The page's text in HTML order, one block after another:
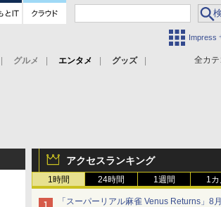
Impress
全カテ
グルメ エンタメ
グッズ
アクセスランキング
1時間 24時間 1週間 1カ
「スーパーリアル麻雀 Venus Returns」8